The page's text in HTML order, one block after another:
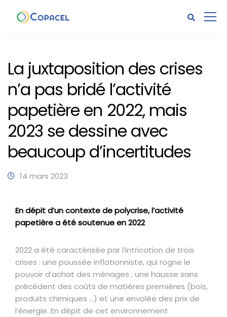
La juxtaposition des crises
n’a pas bridé l’activité
papetière en 2022, mais
2023 se dessine avec
beaucoup d’incertitudes
14 mars 2023
En dépit d’un contexte de polycrise, l’activité
papetière a été soutenue en 2022
2022 a été caractérisée par l’intrication de trois
crises : une poussée inflationniste, qui rogne le
pouvoir d’achat des ménages ; une hausse sans
précédent des coûts de matières premières (bois,
produits chimiques …) et une envolée des prix de
l’énergie. En dépit de cet environnement